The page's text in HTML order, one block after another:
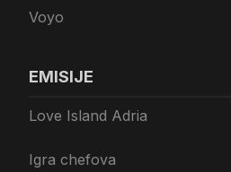
Voyo
EMISIJE
Love Island Adria
Igra chefova